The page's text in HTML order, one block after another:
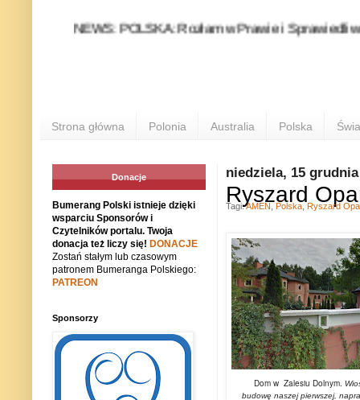
NEWS: POLSKA: Rozłam w Prawie i
Strona główna Polonia Australia Polska
niedziela, 15 grudnia
Ryszard
Dom w Zalesiu Dolnym.
budowę naszej pierwszej,
Tagi:AMEN Polska Ryszard
Donacje
Bumerang Polski istnieje dzięki
wsparciu Sponsorów i
Czytelników portalu. Twoja
donacja też liczy się! DONACJE
Zostań stałym lub czasowym
patronem Bumeranga Polskiego:
PATREON
Sponsorzy